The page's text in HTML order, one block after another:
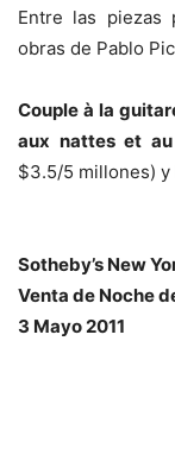
Entre las piezas
obras de Pablo
Couple à la
aux nattes et
$3.5/5 millones) y
Sotheby’s New
Venta de Noche
3 Mayo 2011